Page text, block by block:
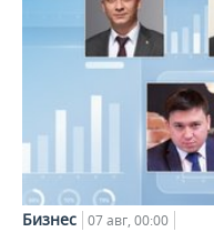
Бизнес 07 авг, 00:00